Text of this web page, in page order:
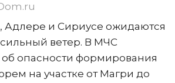
Адлере и Сириусе ожидаются
ветер. В МЧС
опасности формирования
на участке от Магри до